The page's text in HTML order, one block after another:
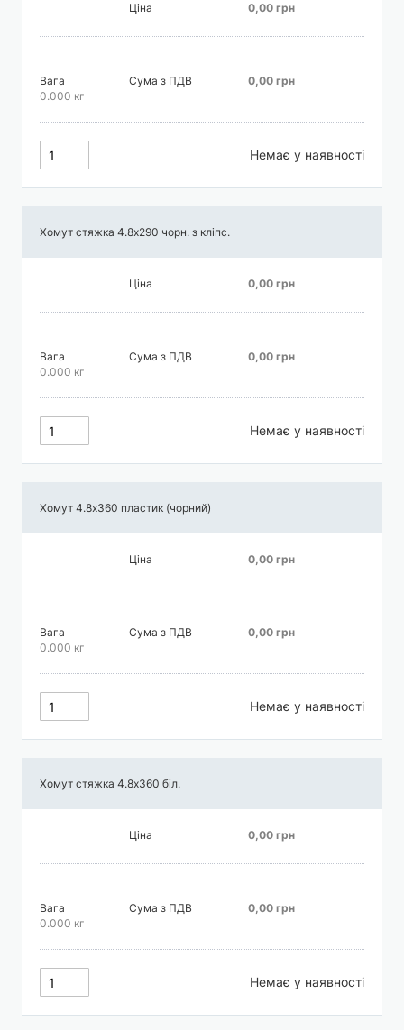
Ціна 0,00 грн
Вага
0.000 кг
Сума з ПДВ 0,00 грн
Немає у наявності
Хомут стяжка 4.8х290 чорн. з кліпс.
Ціна 0,00 грн
Вага
0.000 кг
Сума з ПДВ 0,00 грн
Немає у наявності
Хомут 4.8х360 пластик (чорний)
Ціна 0,00 грн
Вага
0.000 кг
Сума з ПДВ 0,00 грн
Немає у наявності
Хомут стяжка 4.8х360 біл.
Ціна 0,00 грн
Вага
0.000 кг
Сума з ПДВ 0,00 грн
Немає у наявності